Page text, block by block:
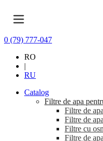
0 (79) 777-047
RO
|
RU
Catalog
Filtre de apa
Filtre de
Filtre de
Filtre cu
Filtre de